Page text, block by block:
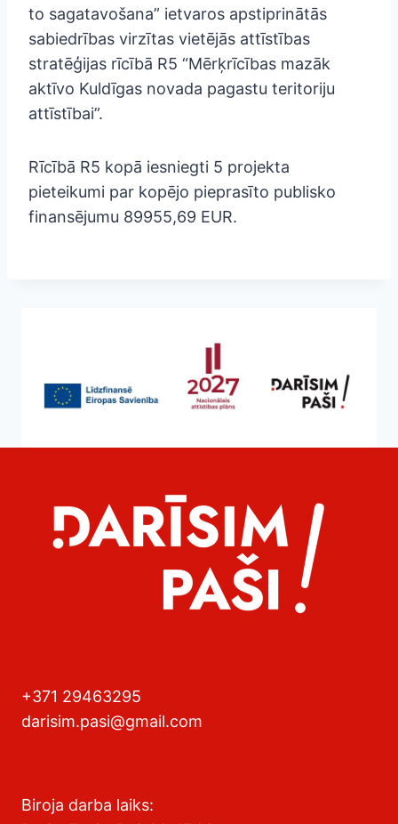
to sagatavošana” ietvaros apstiprinātās
sabiedrības virzītas vietējās attīstības
stratēģijas rīcībā R5 “Mērķrīcības mazāk
aktīvo Kuldīgas novada pagastu teritoriju
attīstībai”.
Rīcībā R5 kopā iesniegti 5 projekta
pieteikumi par kopējo pieprasīto publisko
finansējumu 89955,69 EUR.
+371 29463295
darisim.pasi@gmail.com
Biroja darba laiks: